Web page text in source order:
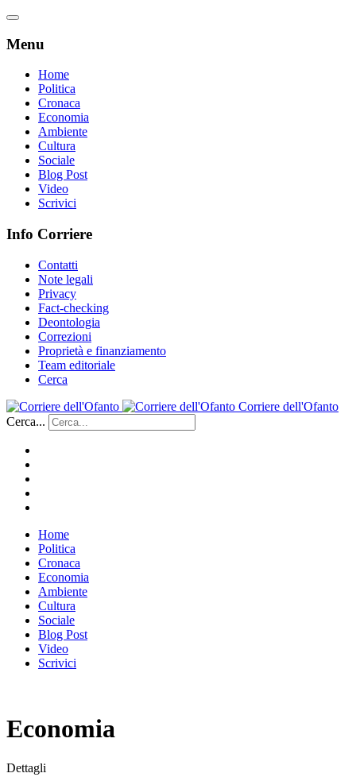
Menu
Home
Politica
Cronaca
Economia
Ambiente
Cultura
Sociale
Blog Post
Video
Scrivici
Info Corriere
Contatti
Note legali
Privacy
Fact-checking
Deontologia
Correzioni
Proprietà e finanziamento
Team editoriale
Cerca
Corriere dell'Ofanto
Cerca...
Home
Politica
Cronaca
Economia
Ambiente
Cultura
Sociale
Blog Post
Video
Scrivici
Economia
Dettagli